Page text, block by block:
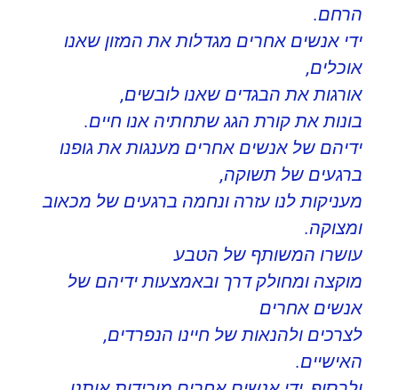
הרחם.
ידי אנשים אחרים מגדלות את המזון שאנו
אוכלים,
אורגות את הבגדים שאנו לובשים,
בונות את קורת הגג שתחתיה אנו חיים.
ידיהם של אנשים אחרים מענגות את גופנו
ברגעים של תשוקה,
מעניקות לנו עזרה ונחמה ברגעים של מכאוב
ומצוקה.
עושרו המשותף של הטבע
מוקצה ומחולק דרך ובאמצעות ידיהם של
אנשים אחרים
לצרכים ולהנאות של חיינו הנפרדים,
האישיים.